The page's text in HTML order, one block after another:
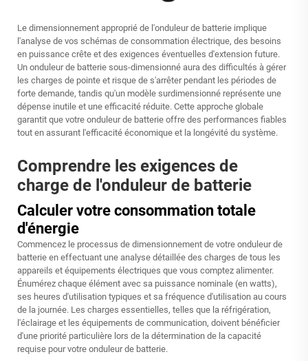
Le dimensionnement approprié de l'onduleur de batterie implique
l'analyse de vos schémas de consommation électrique, des besoins
en puissance crête et des exigences éventuelles d'extension future.
Un onduleur de batterie sous-dimensionné aura des difficultés à gérer
les charges de pointe et risque de s'arrêter pendant les périodes de
forte demande, tandis qu'un modèle surdimensionné représente une
dépense inutile et une efficacité réduite. Cette approche globale
garantit que votre onduleur de batterie offre des performances fiables
tout en assurant l'efficacité économique et la longévité du système.
Comprendre les exigences de
charge de l'onduleur de batterie
Calculer votre consommation totale
d'énergie
Commencez le processus de dimensionnement de votre onduleur de
batterie en effectuant une analyse détaillée des charges de tous les
appareils et équipements électriques que vous comptez alimenter.
Énumérez chaque élément avec sa puissance nominale (en watts),
ses heures d'utilisation typiques et sa fréquence d'utilisation au cours
de la journée. Les charges essentielles, telles que la réfrigération,
l'éclairage et les équipements de communication, doivent bénéficier
d'une priorité particulière lors de la détermination de la capacité
requise pour votre onduleur de batterie.